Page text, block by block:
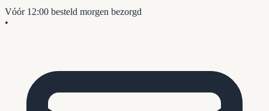
Vóór 12:00 besteld morgen bezorgd
•